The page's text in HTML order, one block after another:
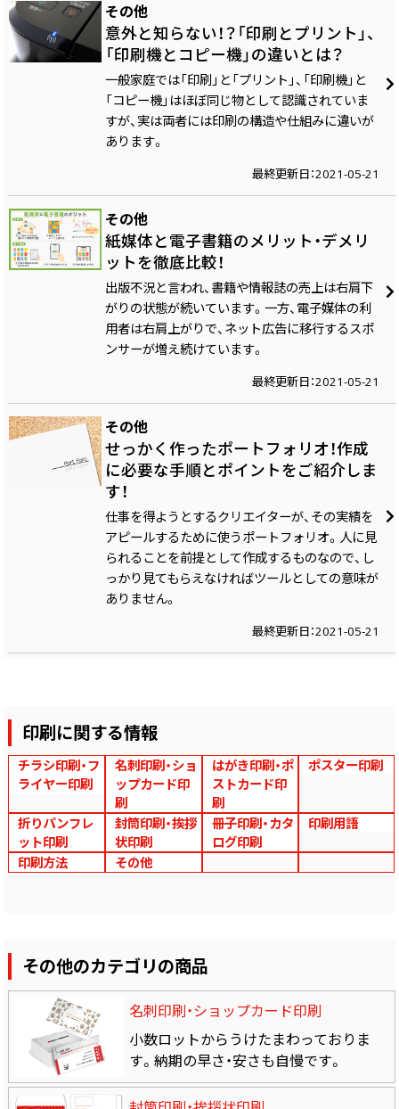
その他
意外と知らない！？「印刷とプリント」、
「印刷機とコピー機」の違いとは？
一般家庭では「印刷」と「プリント」、「印刷機」と
「コピー機」はほぼ同じ物として認識されていま
すが、実は両者には印刷の構造や仕組みに違いが
あります。
最終更新日：2021-05-21
その他
紙媒体と電子書籍のメリット・デメリ
ットを徹底比較！
出版不況と言われ、書籍や情報誌の売上は右肩下
がりの状態が続いています。一方、電子媒体の利
用者は右肩上がりで、ネット広告に移行するスポ
ンサーが増え続けています。
最終更新日：2021-05-21
その他
せっかく作ったポートフォリオ！作成
に必要な手順とポイントをご紹介しま
す！
仕事を得ようとするクリエイターが、その実績を
アピールするために使うポートフォリオ。人に見
られることを前提として作成するものなので、し
っかり見てもらえなければツールとしての意味が
ありません。
最終更新日：2021-05-21
印刷に関する情報
チラシ印刷・フ
ライヤー印刷
名刺印刷・ショ
ップカード印
刷
はがき印刷・ポ
ストカード印
刷
ポスター印刷
折りパンフレ
ット印刷
封筒印刷・挨拶
状印刷
冊子印刷・カタ
ログ印刷
印刷用語
印刷方法 その他
その他のカテゴリの商品
名刺印刷・ショップカード印刷
小数ロットからうけたまわっておりま
す。納期の早さ・安さも自慢です。